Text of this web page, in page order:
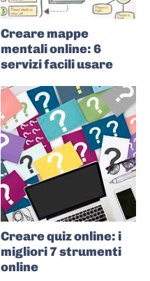
Creare mappe
mentali online: 6
servizi facili usare
Creare quiz online: i
migliori 7 strumenti
online